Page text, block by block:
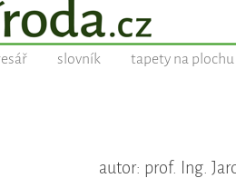
slovník tapety na plochu
autor: prof. Ing.